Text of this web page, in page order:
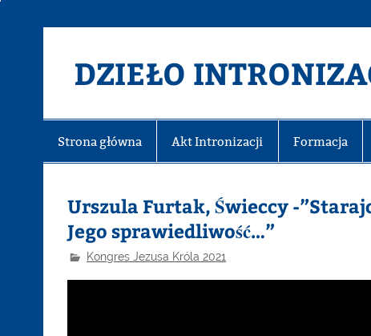
DZIEŁO
Strona główna Akt Intronizacji Formacja
Urszula Furtak, Świeccy -
Jego sprawiedliwość…”
Kongres Jezusa Króla 2021